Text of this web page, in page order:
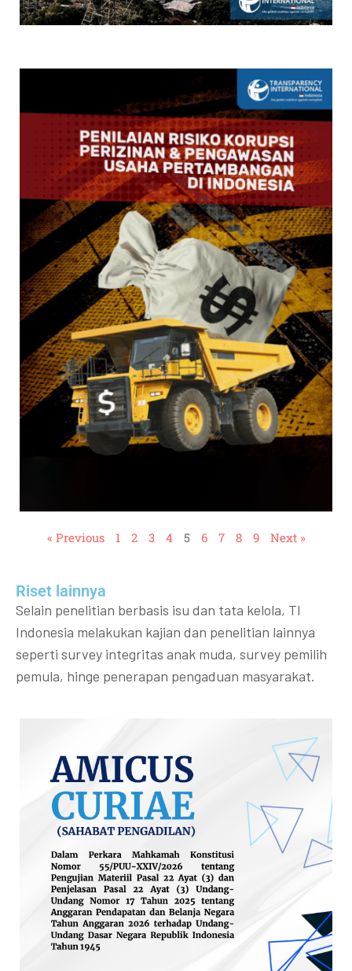
« Previous 1 2 3 4 5 6 7 8 9 Next »
Riset lainnya​​
Selain penelitian berbasis isu dan tata kelola, TI
Indonesia melakukan kajian dan penelitian lainnya
seperti survey integritas anak muda, survey pemilih
pemula, hinge penerapan pengaduan masyarakat.